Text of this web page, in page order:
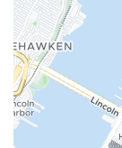
Kamers voor
Niet-roken in
Huisdieren niet